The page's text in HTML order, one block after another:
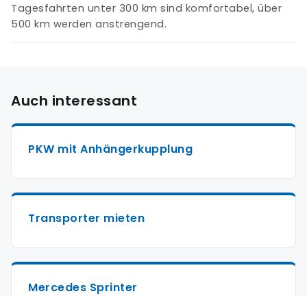
Tagesfahrten unter 300 km sind komfortabel, über
500 km werden anstrengend.
Auch interessant
PKW mit Anhängerkupplung
Transporter mieten
Mercedes Sprinter